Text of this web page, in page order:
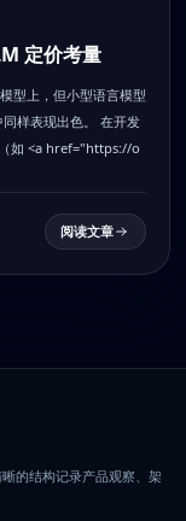
定价考量
型上，但小型语言模型
样表现出色。 在开发
如 <a href="https://o
阅读文章
的结构记录产品观察、架